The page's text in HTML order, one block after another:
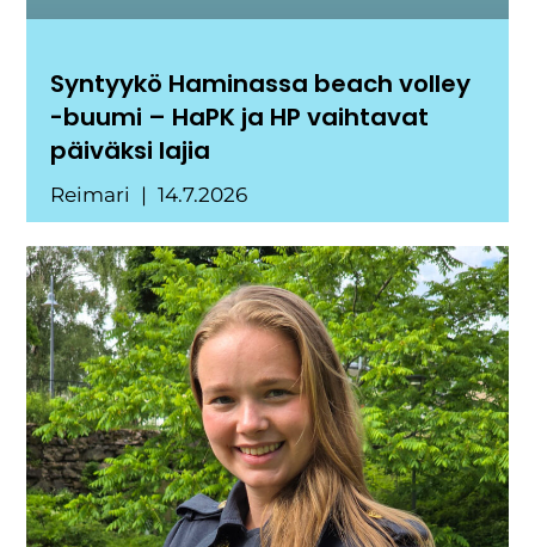
Syntyykö Haminassa beach volley
-buumi – HaPK ja HP vaihtavat
päiväksi lajia
Reimari 14.7.2026